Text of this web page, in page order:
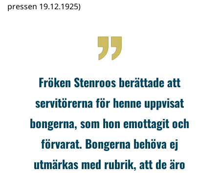
pressen 19.12.1925)
Fröken Stenroos berättade att
servitörerna för henne uppvisat
bongerna, som hon emottagit och
förvarat. Bongerna behöva ej
utmärkas med rubrik, att de äro